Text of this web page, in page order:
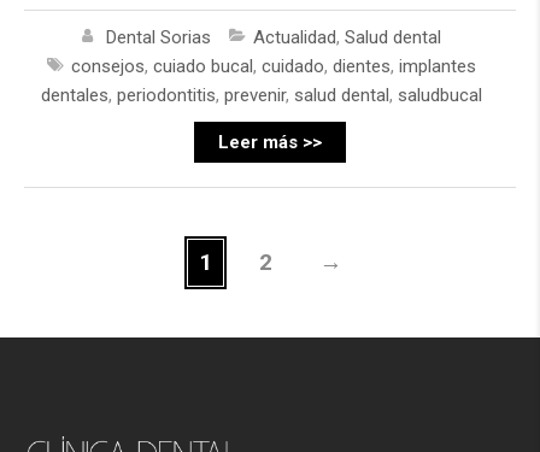
Dental Sorias Actualidad, Salud dental
consejos, cuiado bucal, cuidado, dientes, implantes
dentales, periodontitis, prevenir, salud dental, saludbucal
Leer más >>
1 2 →